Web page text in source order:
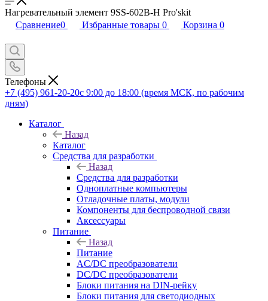
Нагревательный элемент 9SS-602B-H Pro'skit
Сравнение0 Избранные товары 0 Корзина 0
Телефоны
+7 (495) 961-20-20с 9:00 до 18:00 (время МСК, по рабочим
дням)
Каталог
Назад
Каталог
Средства для разработки
Назад
Средства для разработки
Одноплатные компьютеры
Отладочные платы, модули
Компоненты для беспроводной связи
Аксессуары
Питание
Назад
Питание
AC/DC преобразователи
DC/DC преобразователи
Блоки питания на DIN-рейку
Блоки питания для светодиодных